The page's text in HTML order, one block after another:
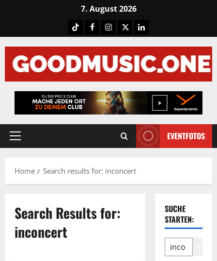
7. August 2026
TiktokFacebook
Instagram
X LinkedIN
Primary
EVENTFOTOS
Home Search results for: inconcert
Search Results for:
inconcert
SUCHE
STARTEN: